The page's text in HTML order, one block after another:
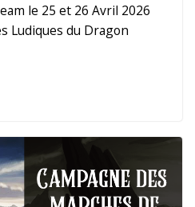
le 25 et 26 Avril 2026
Ludiques du Dragon